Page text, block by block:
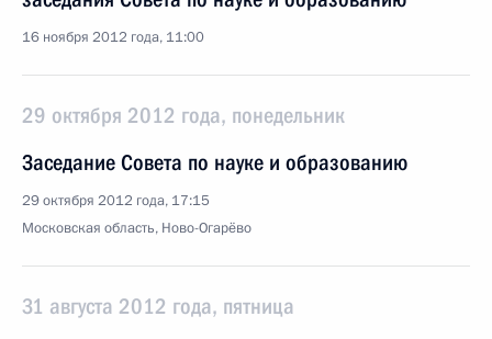
16 ноября 2012 года, 11:00
29 октября 2012 года, понедельник
Заседание Совета по науке и образованию
29 октября 2012 года, 17:15
Московская область, Ново-Огарёво
31 августа 2012 года, пятница